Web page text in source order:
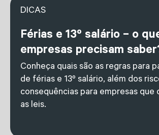
DICAS
Férias e 13º salário – o
empresas precisam
Conheça quais são as regras para
de férias e 13º salário, além dos
consequências para empresas que
as leis.